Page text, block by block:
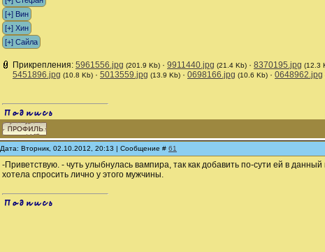
Прикрепления: 5961556.jpg (201.9 Kb) · 9911440.jpg (21.4 Kb) · 8370195.jpg (12.3
5451896.jpg (10.8 Kb) · 5013559.jpg (13.9 Kb) · 0698166.jpg (10.6 Kb) · 0648962.jpg
.
Дата: Вторник, 02.10.2012, 20:13 | Сообщение # 61
-Приветствую. - чуть улыбнулась вампира, так как добавить по-сути ей в
хотела спросить лично у этого мужчины.
.